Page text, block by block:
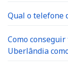
Qual o telefone
Como
Uberlândia